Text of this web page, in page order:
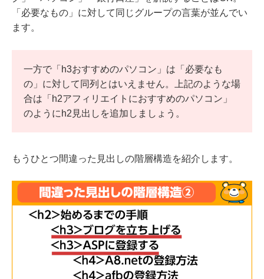
「必要なもの」に対して同じグループの言葉が並んでい
ます。
一方で「h3おすすめのパソコン」は「必要なも
の」に対して同列とはいえません。上記のような場
合は「h2アフィリエイトにおすすめのパソコン」
のようにh2見出しを追加しましょう。
もうひとつ間違った見出しの階層構造を紹介します。